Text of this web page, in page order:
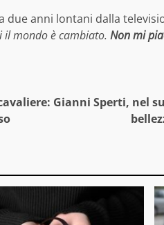
anni lontani dalla
mondo è cambiato. Non mi
Gianni Sperti, nel